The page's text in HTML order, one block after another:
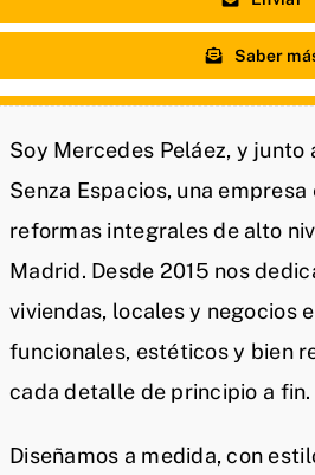
Soy Mercedes Peláez, y junto
Senza Espacios, una
reformas integrales de alto
Madrid. Desde 2015 nos
viviendas, locales y negocios
funcionales, estéticos y bien
cada detalle de principio a fin.
Diseñamos a medida, con
Saber